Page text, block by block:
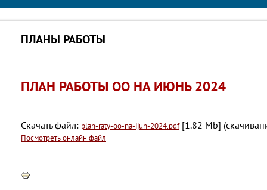
ПЛАНЫ РАБОТЫ
ПЛАН РАБОТЫ ОО НА ИЮНЬ 2024
Скачать файл: plan-raty-oo-na-ijun-2024.pdf[1.82 Mb]
Посмотреть онлайн файл